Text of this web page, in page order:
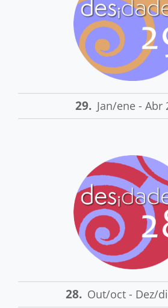
29. Jan/ene - Abr
28. Out/oct - Dez/